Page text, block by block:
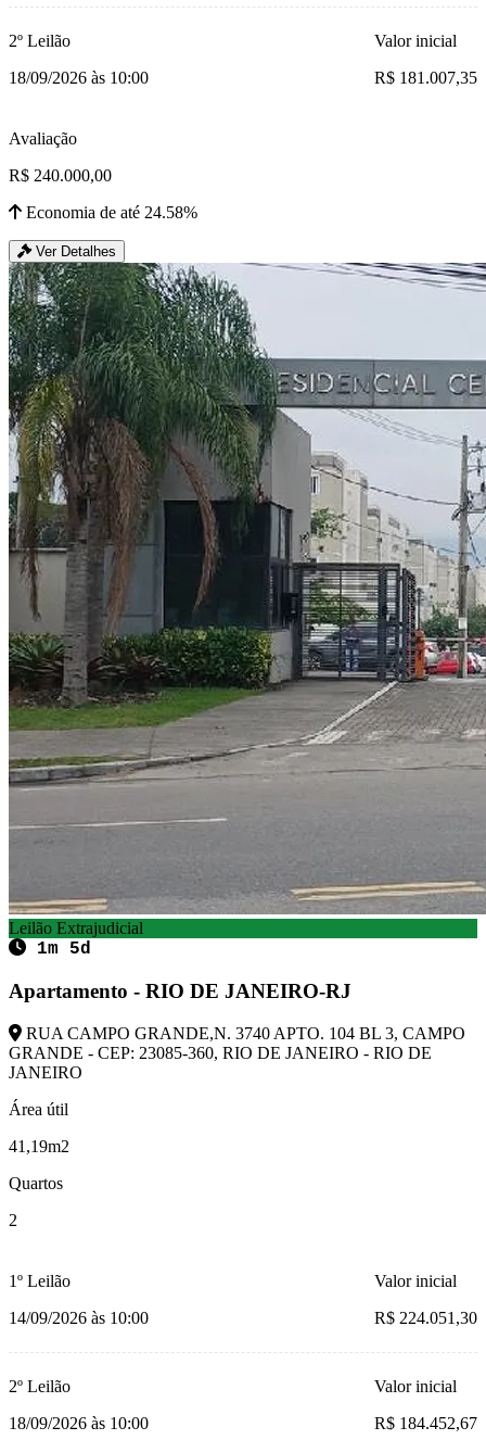
2º Leilão
18/09/2026 às 10:00
Valor inicial
R$ 181.007,35
Avaliação
R$ 240.000,00
Economia de até 24.58%
Ver Detalhes
Leilão Extrajudicial
1m 5d
Apartamento - RIO DE JANEIRO-RJ
RUA CAMPO GRANDE,N. 3740 APTO. 104 BL 3, CAMPO
GRANDE - CEP: 23085-360, RIO DE JANEIRO - RIO DE
JANEIRO
Área útil
41,19m2
Quartos
2
1º Leilão
14/09/2026 às 10:00
Valor inicial
R$ 224.051,30
2º Leilão
18/09/2026 às 10:00
Valor inicial
R$ 184.452,67